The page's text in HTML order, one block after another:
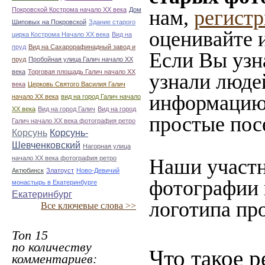
Покровской Кострома начало ХХ века Дом
Шиповых на Покровской Здание старого
цирка Кострома Начало ХХ века Вид на
пруд Вид на Сахарорафинадный завод и
пруд Пробойная улица Галич начало ХХ
века Торговая площадь Галич начало ХХ
века Церковь Святого Василия Галич
начало ХХ века вид на город Галич начало
ХХ века Вид на город Галич Вид на город
Галич начало ХХ века фотография ретро
Корсунь Корсунь-
Шевченковский Нагорная улица
начало ХХ века фотография ретро
Актюбинск Златоуст Ново-Девичий
монастырь в Екатеринбурге
Екатеринбург
Все ключевые слова >>
Топ 15
по количеству
комментариев:
нам,
оценивайте
Если Вы
узнали
информацию
простые
Наши
фотографии
логотипа
Что такое